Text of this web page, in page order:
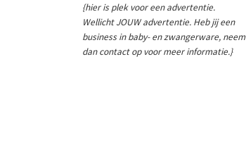
{hier is plek voor een advertentie.
Wellicht JOUW advertentie. Heb jij een
business in baby- en zwangerware, neem
dan contact op voor meer informatie.}